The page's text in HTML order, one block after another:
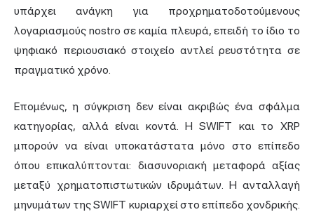
υπάρχει ανάγκη για προχρηματοδοτούμενους
λογαριασμούς nostro σε καμία πλευρά, επειδή το ίδιο το
ψηφιακό περιουσιακό στοιχείο αντλεί ρευστότητα σε
πραγματικό χρόνο.
Επομένως, η σύγκριση δεν είναι ακριβώς ένα σφάλμα
κατηγορίας, αλλά είναι κοντά. Η SWIFT και το XRP
μπορούν να είναι υποκατάστατα μόνο στο επίπεδο
όπου επικαλύπτονται: διασυνοριακή μεταφορά αξίας
μεταξύ χρηματοπιστωτικών ιδρυμάτων. Η ανταλλαγή
μηνυμάτων της SWIFT κυριαρχεί στο επίπεδο χονδρικής.